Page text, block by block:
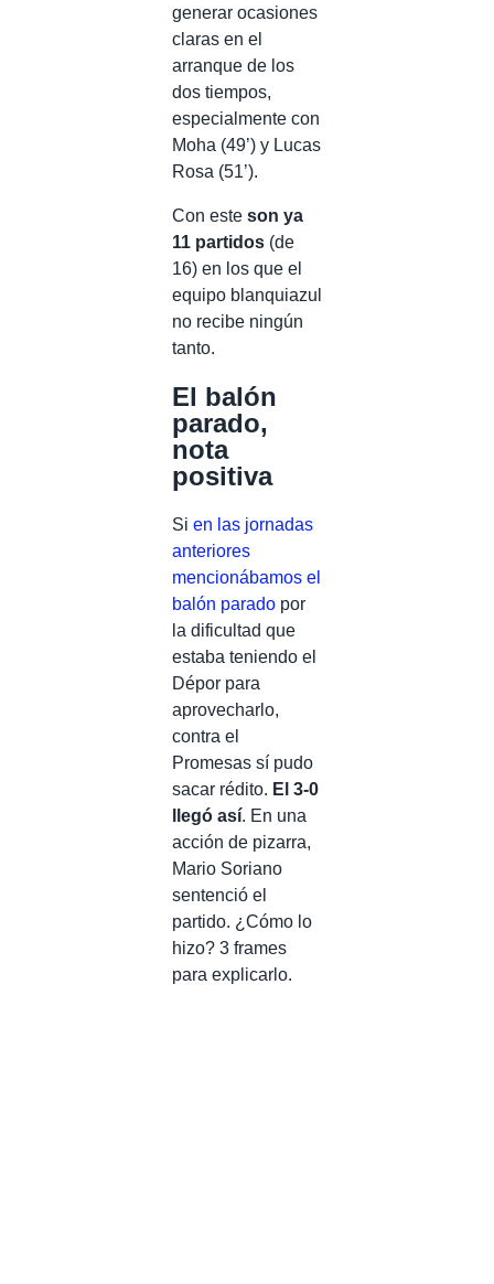
generar ocasiones
claras en el
arranque de los
dos tiempos,
especialmente con
Moha (49’) y Lucas
Rosa (51’).
Con este son ya
11 partidos (de
16) en los que el
equipo blanquiazul
no recibe ningún
tanto.
El balón
parado,
nota
positiva
Si en las jornadas
anteriores
mencionábamos el
balón parado por
la dificultad que
estaba teniendo el
Dépor para
aprovecharlo,
contra el
Promesas sí pudo
sacar rédito. El 3-0
llegó así. En una
acción de pizarra,
Mario Soriano
sentenció el
partido. ¿Cómo lo
hizo? 3 frames
para explicarlo.